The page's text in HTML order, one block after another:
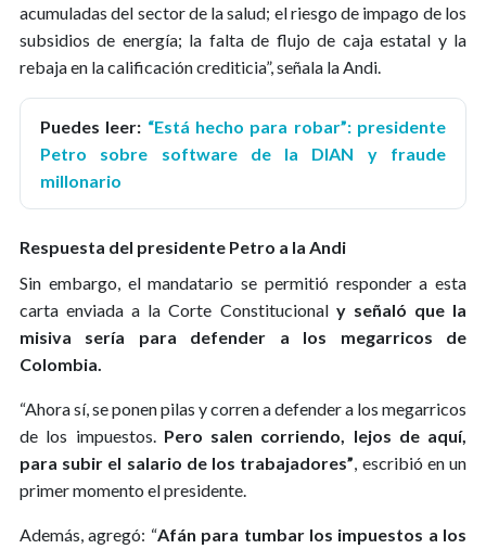
acumuladas del sector de la salud; el riesgo de impago de los
subsidios de energía; la falta de flujo de caja estatal y la
rebaja en la calificación crediticia”, señala la Andi.
Puedes leer: “Está hecho para robar”: presidente
Petro sobre software de la DIAN y fraude
millonario
Respuesta del presidente Petro a la Andi
Sin embargo, el mandatario se permitió responder a esta
carta enviada a la Corte Constitucional y señaló que la
misiva sería para defender a los megarricos de
Colombia.
“Ahora sí, se ponen pilas y corren a defender a los megarricos
de los impuestos. Pero salen corriendo, lejos de aquí,
para subir el salario de los trabajadores”, escribió en un
primer momento el presidente.
Además, agregó: “Afán para tumbar los impuestos a los